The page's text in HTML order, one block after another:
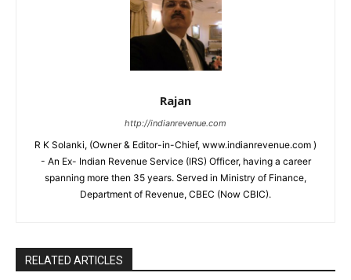
Rajan
http://indianrevenue.com
R K Solanki, (Owner & Editor-in-Chief, www.indianrevenue.com )
- An Ex- Indian Revenue Service (IRS) Officer, having a career
spanning more then 35 years. Served in Ministry of Finance,
Department of Revenue, CBEC (Now CBIC).
RELATED ARTICLES